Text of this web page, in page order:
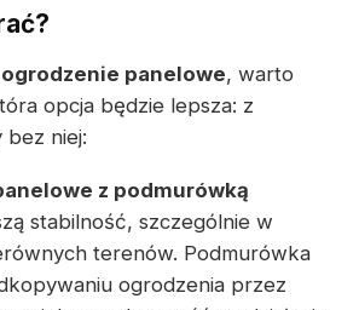
ogrodzenie panelowe, warto
opcja będzie lepsza: z
niej:
z podmurówką
stabilność, szczególnie w
terenów. Podmurówka
ogrodzenia przez